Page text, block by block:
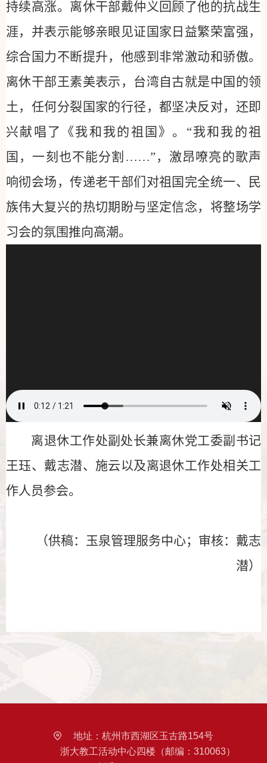
持续高涨。离休干部戴仲义回顾了他的抗战生
涯，并表示能够亲眼见证国家日益繁荣富强，
综合国力不断提升，他感到非常激动和骄傲。
离休干部王素美表示，台湾自古就是中国的领
土，任何分裂国家的行径，都坚决反对，还即
兴献唱了《我和我的祖国》。“我和我的祖
国，一刻也不能分割……”，激昂嘹亮的歌声
响彻会场，传递老干部们对祖国完全统一、民
族伟大复兴的热切期盼与坚定信念，将整场学
习会的氛围推向高潮。
离退休工作处副处长兼离休党工委副书记
王珏、戴志潜、施云以及离退休工作处相关工
作人员参会。
（供稿：玉泉管理服务中心；审核：戴志
潜）
地址：杭州市西湖区玉古路154号
浙大教工活动中心四楼（邮编：310063）